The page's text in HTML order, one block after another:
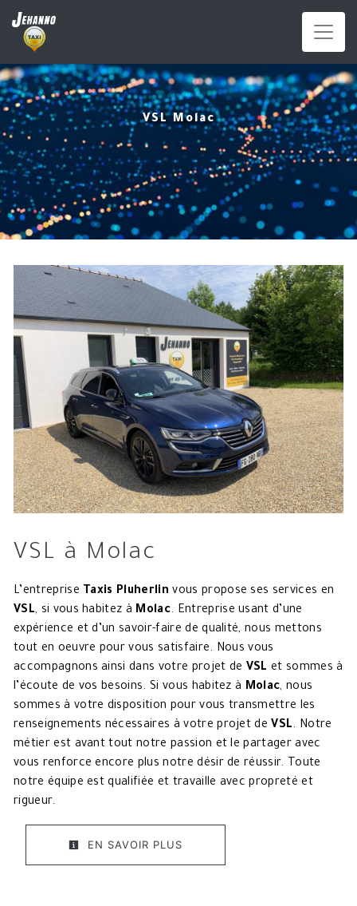
Panneau de gestion des cookies
VSL Molac
VSL à Molac
L’entreprise Taxis Pluherlin vous propose ses services en
VSL, si vous habitez à Molac. Entreprise usant d’une
expérience et d’un savoir-faire de qualité, nous mettons
tout en oeuvre pour vous satisfaire. Nous vous
accompagnons ainsi dans votre projet de VSL et sommes à
l’écoute de vos besoins. Si vous habitez à Molac, nous
sommes à votre disposition pour vous transmettre les
renseignements nécessaires à votre projet deVSL. Notre
métier est avant tout notre passion et le partager avec
vous renforce encore plus notre désir de réussir. Toute
notre équipe est qualifiée et travaille avec propreté et
rigueur.
EN SAVOIR PLUS